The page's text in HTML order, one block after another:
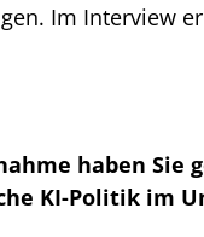
Im Interview
haben
KI-Politik im